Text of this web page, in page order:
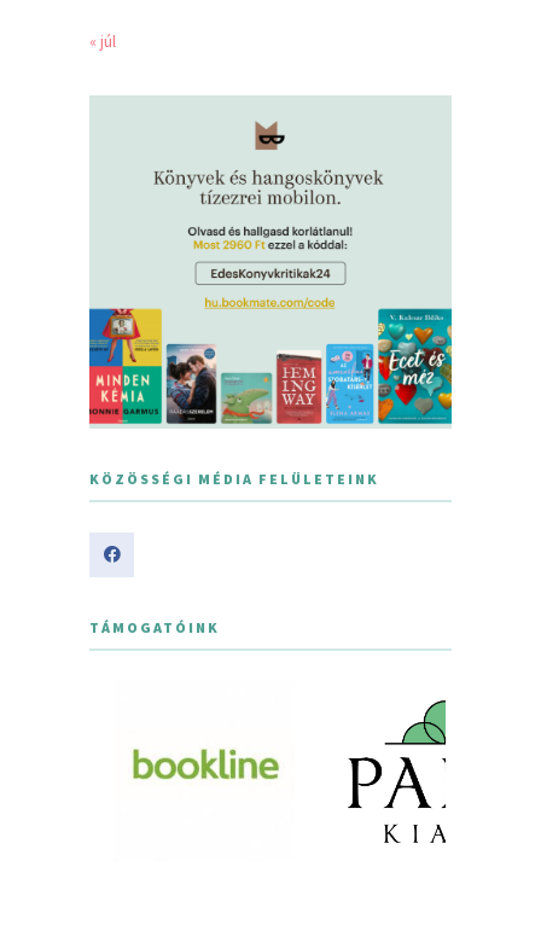
« júl
KÖZÖSSÉGI MÉDIA FELÜLETEINK
TÁMOGATÓINK